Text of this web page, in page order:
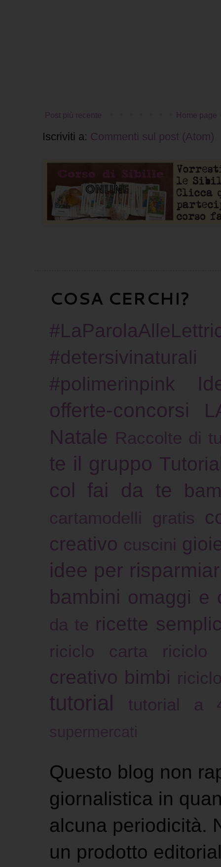
Post più recente Home page
Iscriviti a: Commenti sul post (Atom)
COSA CERCHI?
#detersivinaturali
#polimerinpink
offerte-concorsi
Natale Raccolte di
te il gruppo
col fai da te
cartamodelli gratis
creativo cuscini
idee per
bambini omaggi e
da te ricette
riciclo carta riciclo
creativo bimbi
tutorial tutorial a
Questo blog non
giornalistica in
alcuna periodicità.
un prodotto